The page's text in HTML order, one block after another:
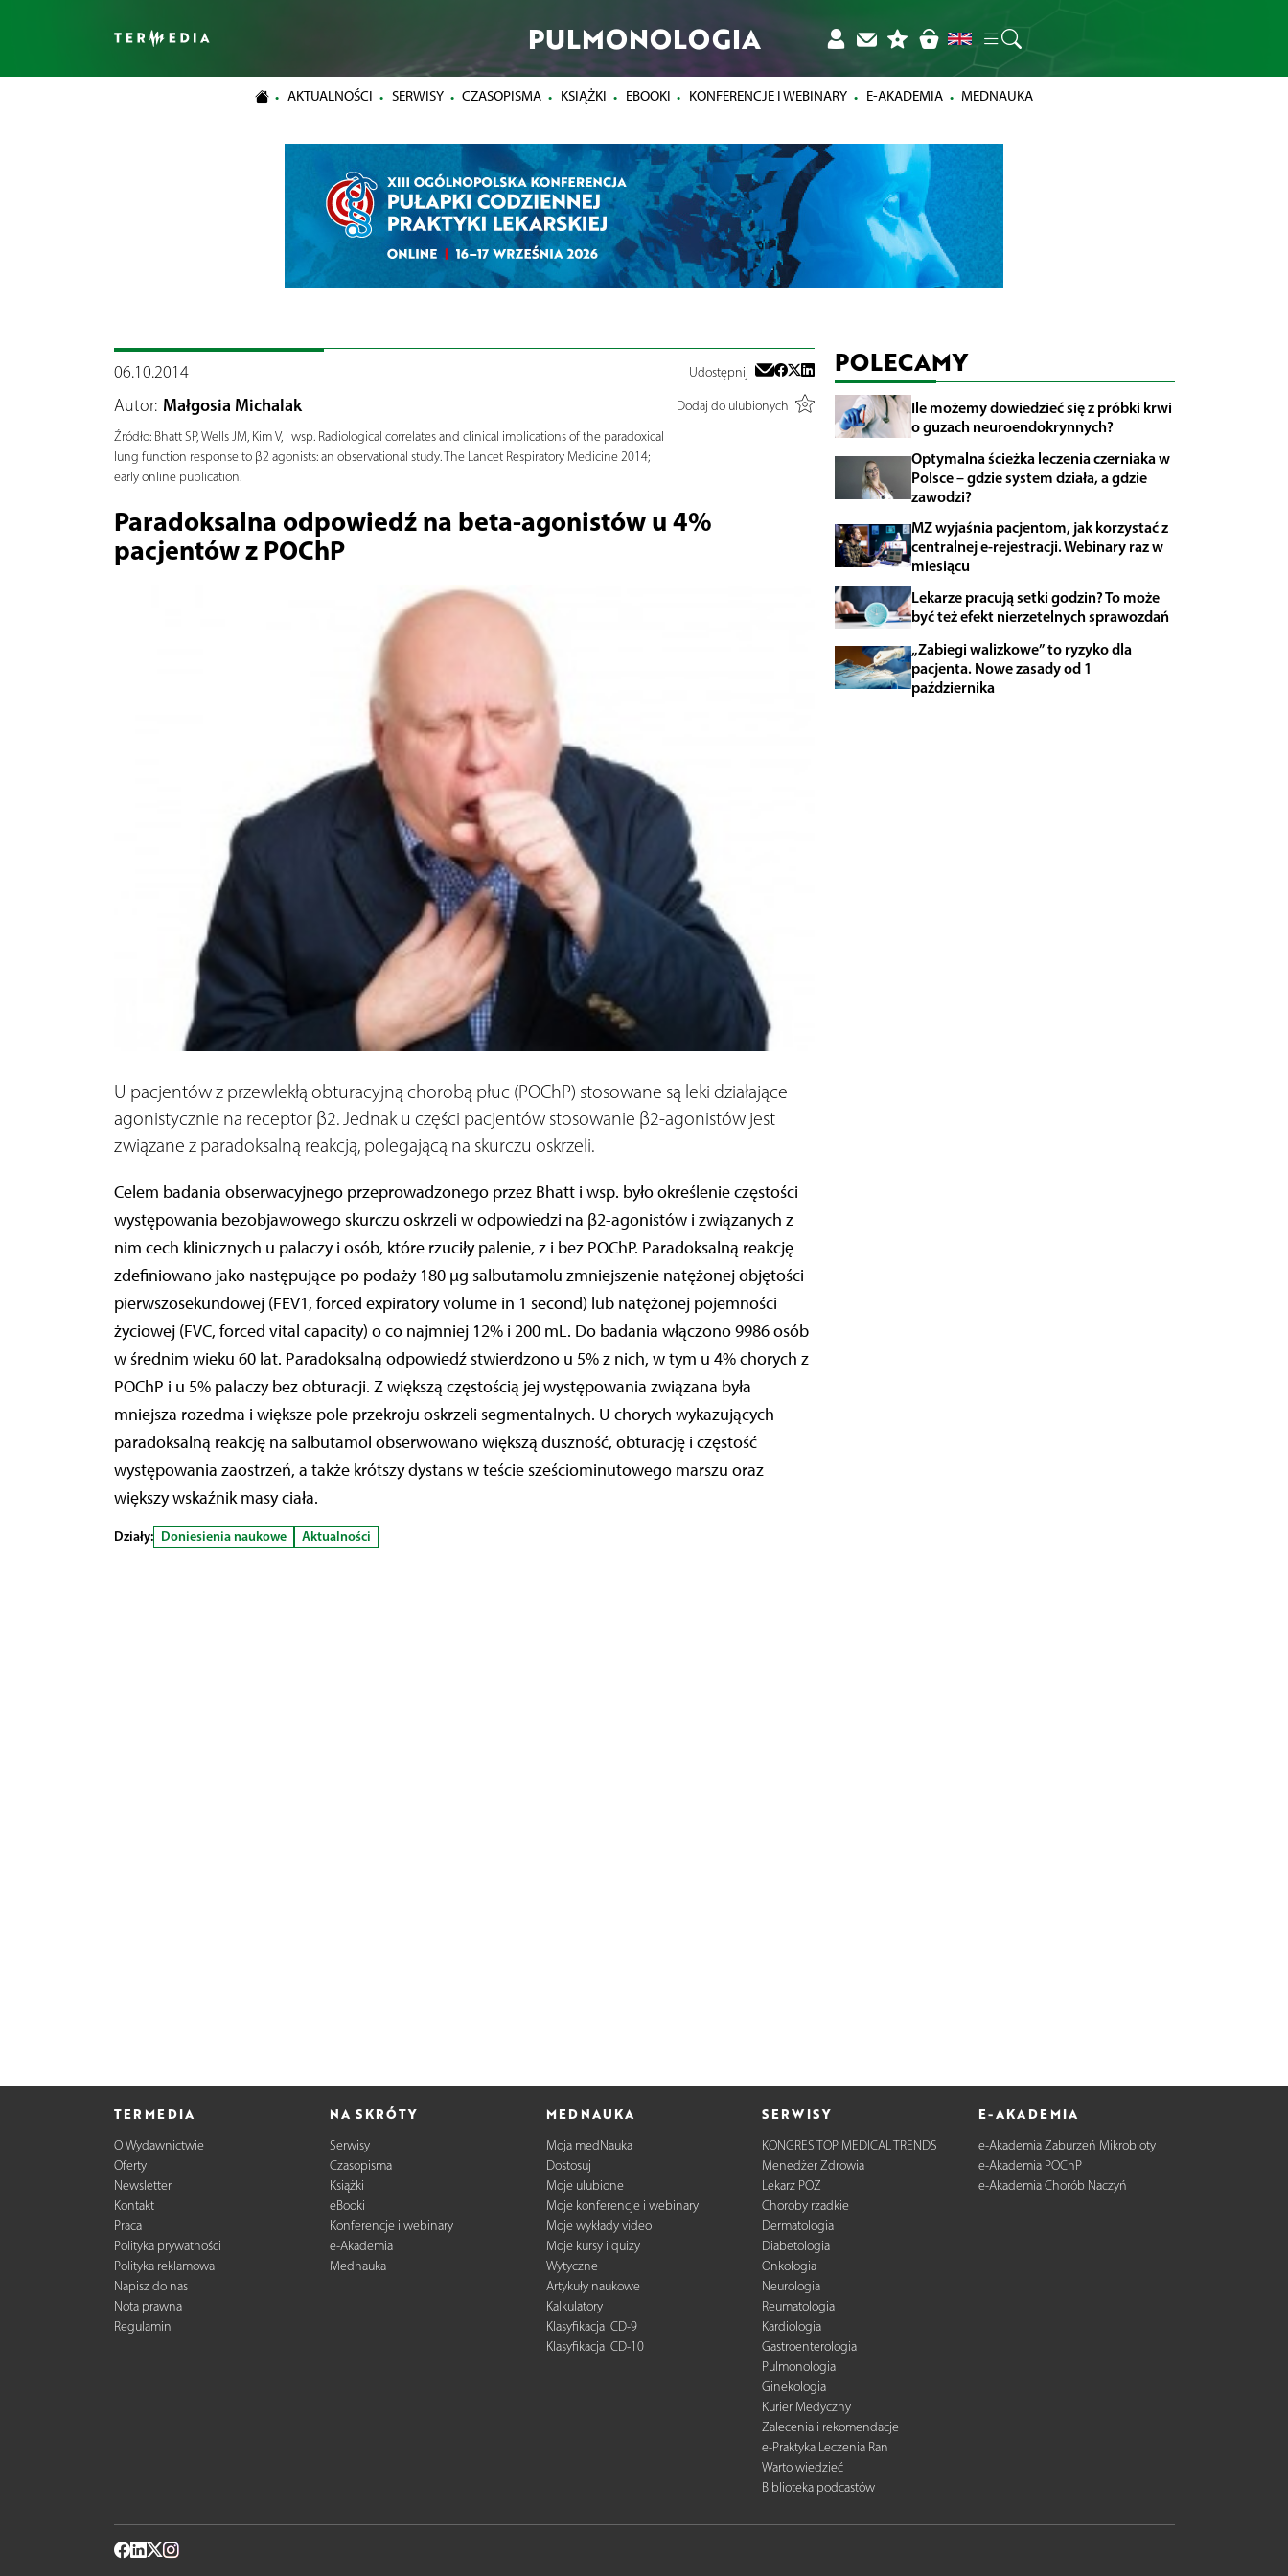
PULMONOLOGIA
AKTUALNOŚCI SERWISY CZASOPISMA KSIĄŻKI EBOOKI KONFERENCJE I WEBINARY E-AKADEMIA MEDNAUKA
06.10.2014 Udostępnij
Autor: Małgosia Michalak
Dodaj do ulubionych
Źródło:Bhatt SP, Wells JM, Kim V, i wsp. Radiological correlates and clinical implications of the paradoxical
lung function response to β2 agonists: an observational study. The Lancet Respiratory Medicine 2014;
early online publication.
Paradoksalna odpowiedź na beta-agonistów u 4%
pacjentów z POChP
U pacjentów z przewlekłą obturacyjną chorobą płuc (POChP) stosowane są leki działające
agonistycznie na receptor β2. Jednak u części pacjentów stosowanie β2-agonistów jest
związane z paradoksalną reakcją, polegającą na skurczu oskrzeli.
Celem badania obserwacyjnego przeprowadzonego przez Bhatt i wsp. było określenie częstości
występowania bezobjawowego skurczu oskrzeli w odpowiedzi na β2-agonistów i związanych z
nim cech klinicznych u palaczy i osób, które rzuciły palenie, z i bez POChP. Paradoksalną reakcję
zdefiniowano jako następujące po podaży 180 μg salbutamolu zmniejszenie natężonej objętości
pierwszosekundowej (FEV1, forced expiratory volume in 1 second) lub natężonej pojemności
życiowej (FVC, forced vital capacity) o co najmniej 12% i 200 mL. Do badania włączono 9986 osób
w średnim wieku 60 lat. Paradoksalną odpowiedź stwierdzono u 5% z nich, w tym u 4% chorych z
POChP i u 5% palaczy bez obturacji. Z większą częstością jej występowania związana była
mniejsza rozedma i większe pole przekroju oskrzeli segmentalnych. U chorych wykazujących
paradoksalną reakcję na salbutamol obserwowano większą duszność, obturację i częstość
występowania zaostrzeń, a także krótszy dystans w teście sześciominutowego marszu oraz
większy wskaźnik masy ciała.
Działy: Doniesienia naukowe Aktualności
POLECAMY
Ile możemy dowiedzieć się z próbki krwi
o guzach neuroendokrynnych?
Optymalna ścieżka leczenia czerniaka w
Polsce – gdzie system działa, a gdzie
zawodzi?
MZ wyjaśnia pacjentom, jak korzystać z
centralnej e-rejestracji. Webinary raz w
miesiącu
Lekarze pracują setki godzin? To może
być też efekt nierzetelnych sprawozdań
„Zabiegi walizkowe” to ryzyko dla
pacjenta. Nowe zasady od 1
października
TERMEDIA
O Wydawnictwie
Oferty
Newsletter
Kontakt
Praca
Polityka prywatności
Polityka reklamowa
Napisz do nas
Nota prawna
Regulamin
NA SKRÓTY
Serwisy
Czasopisma
Książki
eBooki
Konferencje i webinary
e-Akademia
Mednauka
MEDNAUKA
Moja medNauka
Dostosuj
Moje ulubione
Moje konferencje i webinary
Moje wykłady video
Moje kursy i quizy
Wytyczne
Artykuły naukowe
Kalkulatory
Klasyfikacja ICD-9
Klasyfikacja ICD-10
SERWISY
KONGRES TOP MEDICAL TRENDS
Menedżer Zdrowia
Lekarz POZ
Choroby rzadkie
Dermatologia
Diabetologia
Onkologia
Neurologia
Reumatologia
Kardiologia
Gastroenterologia
Pulmonologia
Ginekologia
Kurier Medyczny
Zalecenia i rekomendacje
e-Praktyka Leczenia Ran
Warto wiedzieć
Biblioteka podcastów
E-AKADEMIA
e-Akademia Zaburzeń Mikrobioty
e-Akademia POChP
e-Akademia Chorób Naczyń